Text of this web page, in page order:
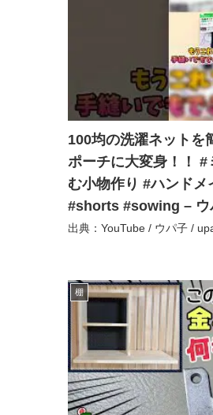
100均の洗濯ネットを
ポーチに大変身！！ #
む小物作り #ハンド
#shorts #sowing – ウ
出典：YouTube / ウパ子 /
棚